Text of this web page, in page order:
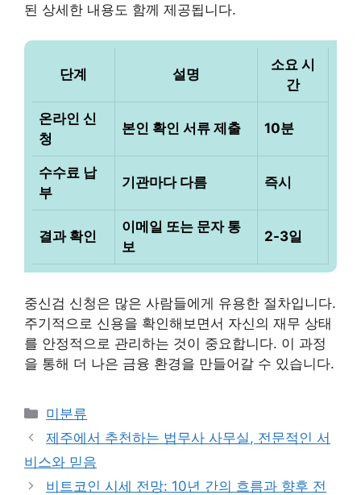
된 상세한 내용도 함께 제공됩니다.
단계 설명
소요 시
간
온라인 신
청
본인 확인 서류 제출 10분
수수료 납
부
기관마다 다름 즉시
결과 확인
이메일 또는 문자 통
보
2-3일
중신검 신청은 많은 사람들에게 유용한 절차입니다.
주기적으로 신용을 확인해보면서 자신의 재무 상태
를 안정적으로 관리하는 것이 중요합니다. 이 과정
을 통해 더 나은 금융 환경을 만들어갈 수 있습니다.
Categories
미분류
제주에서 추천하는 법무사 사무실, 전문적인 서
비스와 믿음
비트코인 시세 전망: 10년 간의 흐름과 향후 전